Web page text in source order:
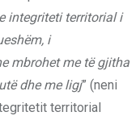
integriteti territorial i
i
mbrohet me të gjitha
dhe me ligj” (neni
territorial